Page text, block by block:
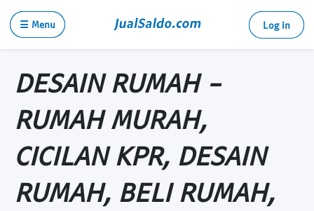
☰ Menu Log in
DESAIN RUMAH -
RUMAH MURAH,
CICILAN KPR, DESAIN
RUMAH, BELI RUMAH,